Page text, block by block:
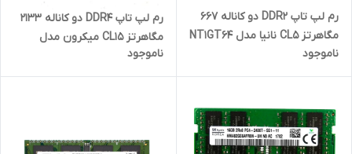
رم لپ تاپ DDR2 دو کاناله 667
مگاهرتز CL5 نانیا مدل NT1GT64
ظرفیت 2 گیگابایت
ناموجود
رم لپ تاپ DDR4 دو کاناله 2133
مگاهرتز CL15 میکرون مدل
PC4-17000 ظرفیت 8 گیگابایت
ناموجود